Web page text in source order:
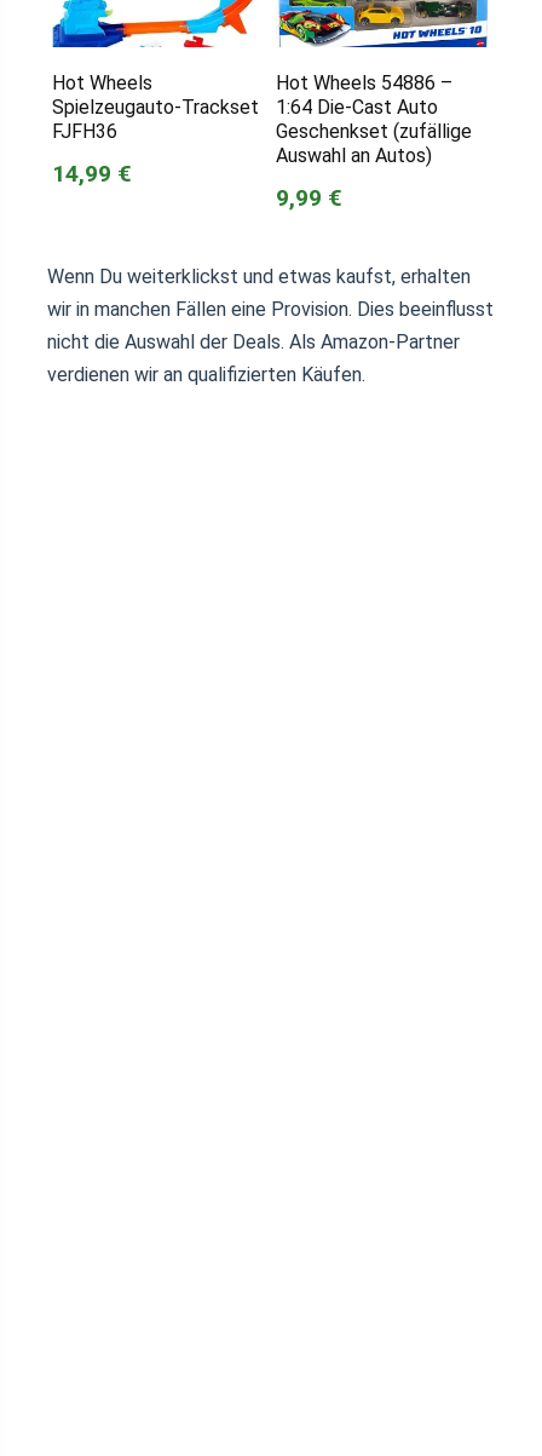
Hot Wheels
Spielzeugauto-Trackset
FJFH36
14,99 €
Hot Wheels 54886 –
1:64 Die-Cast Auto
Geschenkset (zufällige
Auswahl an Autos)
9,99 €
Wenn Du weiterklickst und etwas kaufst, erhalten
wir in manchen Fällen eine Provision. Dies beeinflusst
nicht die Auswahl der Deals. Als Amazon-Partner
verdienen wir an qualifizierten Käufen.